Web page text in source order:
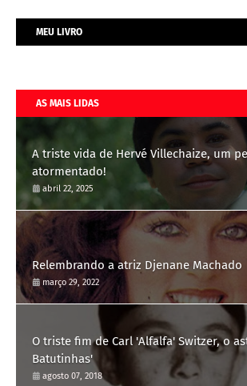
MEU LIVRO
AS MAIS LIDAS
A triste vida de Hervé Villechaize, um
atormentado!
abril 22, 2025
Relembrando a atriz Djenane Machado
março 29, 2022
O triste fim de Carl 'Alfalfa' Switzer, o
Batutinhas'
agosto 07, 2018